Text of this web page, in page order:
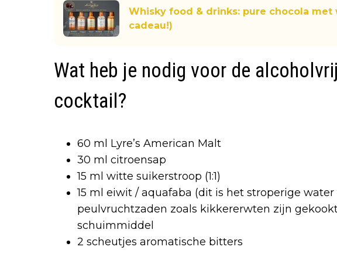
Whisky food & drinks: pure chocola met
cadeau!)
Wat heb je nodig voor de
cocktail?
60 ml Lyre’s American Malt
30 ml citroensap
15 ml witte suikerstroop (1:1)
15 ml eiwit / aquafaba (dit is het stroperige water
peulvruchtzaden zoals kikkererwten zijn
schuimmiddel
2 scheutjes aromatische bitters